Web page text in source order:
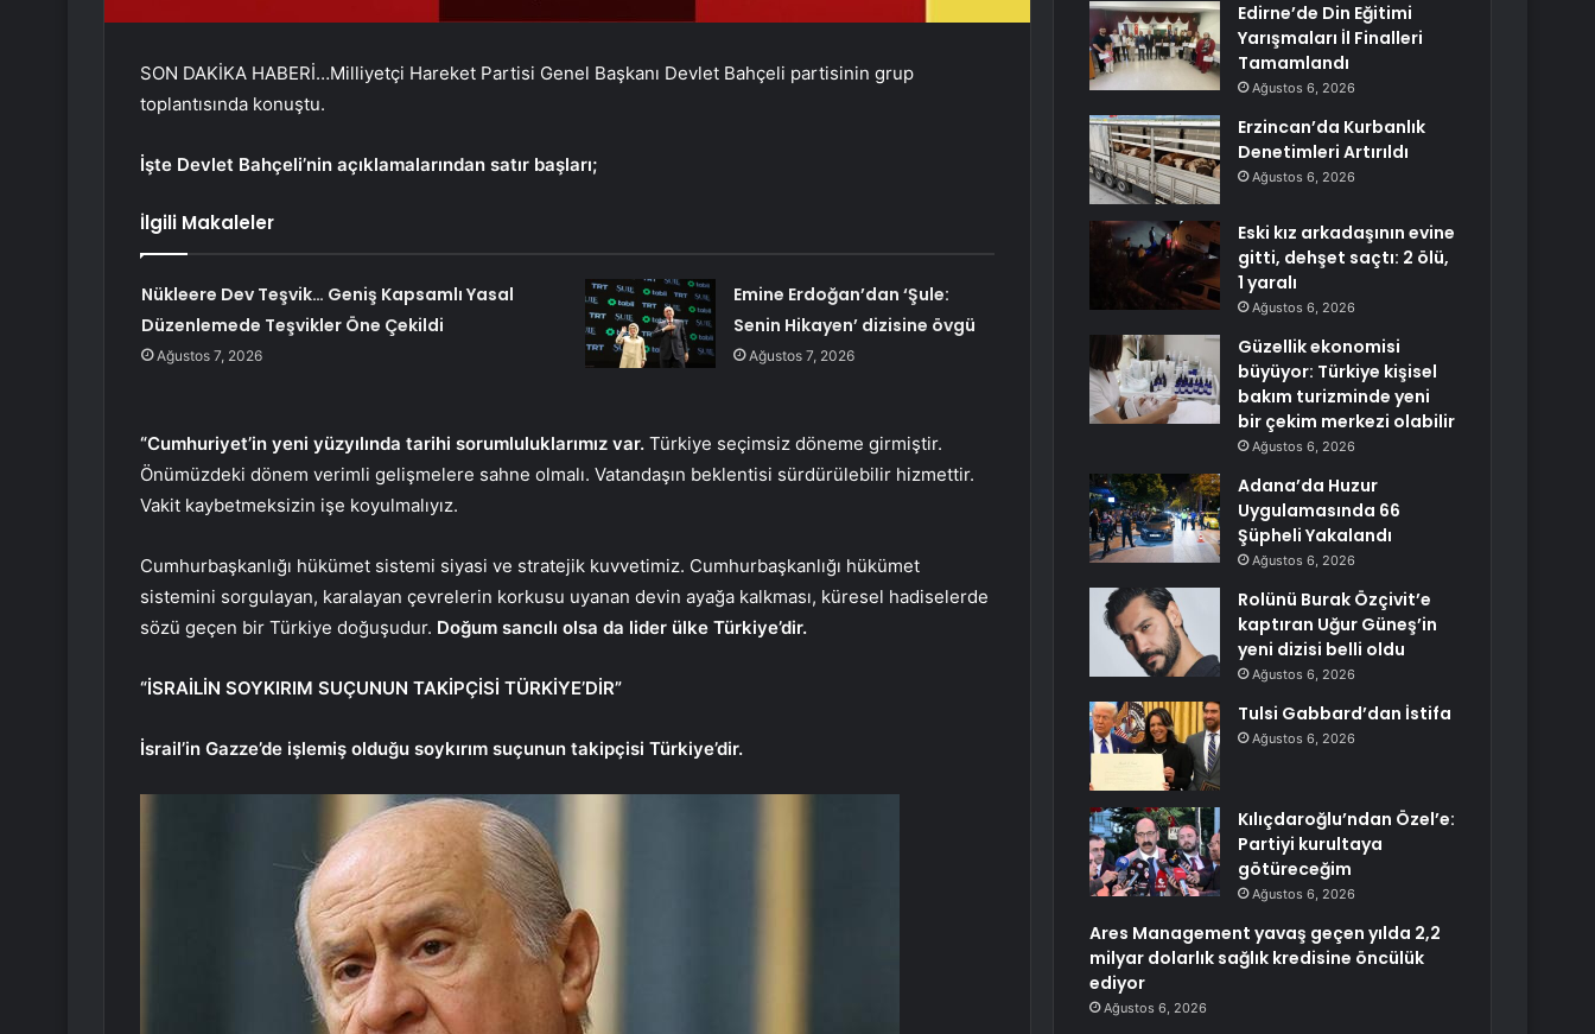
SON DAKİKA HABERİ…Milliyetçi Hareket Partisi Genel Başkanı Devlet Bahçeli partisinin grup
toplantısında konuştu.
İşte Devlet Bahçeli’nin açıklamalarından satır başları;
İlgili Makaleler
Nükleere Dev Teşvik… Geniş Kapsamlı Yasal
Düzenlemede Teşvikler Öne Çekildi
Ağustos 7, 2026
Emine Erdoğan’dan ‘Şule:
Senin Hikayen’ dizisine övgü
Ağustos 7, 2026
“Cumhuriyet’in yeni yüzyılında tarihi sorumluluklarımız var. Türkiye seçimsiz döneme girmiştir.
Önümüzdeki dönem verimli gelişmelere sahne olmalı. Vatandaşın beklentisi sürdürülebilir hizmettir.
Vakit kaybetmeksizin işe koyulmalıyız.
Cumhurbaşkanlığı hükümet sistemi siyasi ve stratejik kuvvetimiz. Cumhurbaşkanlığı hükümet
sistemini sorgulayan, karalayan çevrelerin korkusu uyanan devin ayağa kalkması, küresel hadiselerde
sözü geçen bir Türkiye doğuşudur. Doğum sancılı olsa da lider ülke Türkiye’dir.
“İSRAİLİN SOYKIRIM SUÇUNUN TAKİPÇİSİ TÜRKİYE’DİR”
İsrail’in Gazze’de işlemiş olduğu soykırım suçunun takipçisi Türkiye’dir.
Edirne’de Din Eğitimi
Yarışmaları İl Finalleri
Tamamlandı
Ağustos 6, 2026
Erzincan’da Kurbanlık
Denetimleri Artırıldı
Ağustos 6, 2026
Eski kız arkadaşının evine
gitti, dehşet saçtı: 2 ölü,
1 yaralı
Ağustos 6, 2026
Güzellik ekonomisi
büyüyor: Türkiye kişisel
bakım turizminde yeni
bir çekim merkezi olabilir
Ağustos 6, 2026
Adana’da Huzur
Uygulamasında 66
Şüpheli Yakalandı
Ağustos 6, 2026
Rolünü Burak Özçivit’e
kaptıran Uğur Güneş’in
yeni dizisi belli oldu
Ağustos 6, 2026
Tulsi Gabbard’dan İstifa
Ağustos 6, 2026
Kılıçdaroğlu’ndan Özel’e:
Partiyi kurultaya
götüreceğim
Ağustos 6, 2026
Ares Management yavaş geçen yılda 2,2
milyar dolarlık sağlık kredisine öncülük
ediyor
Ağustos 6, 2026